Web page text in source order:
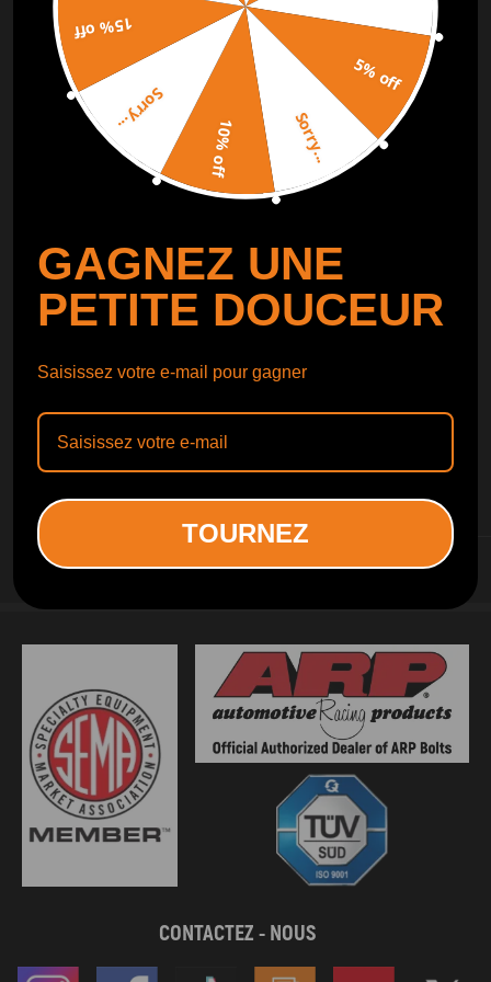
SUIVI DE COMMANDE
Catalogue gratuit
Obtenir le
Catalogue
SERVICES D INFORMATION
SERVICES AUX CLIENTS
CONTACTEZ - NOUS
5% off
Sorry...
10% off
Sorry...
15% off
GAGNEZ UNE
PETITE DOUCEUR
Saisissez votre e-mail pour gagner
TOURNEZ